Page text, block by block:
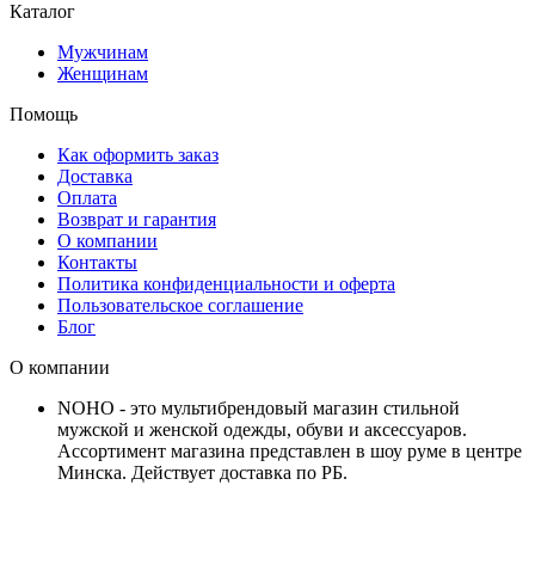
Каталог
Мужчинам
Женщинам
Помощь
Как оформить заказ
Доставка
Оплата
Возврат и гарантия
О компании
Контакты
Политика конфиденциальности и оферта
Пользовательское соглашение
Блог
О компании
NOHO - это мультибрендовый магазин стильной
мужской и женской одежды, обуви и аксессуаров.
Ассортимент магазина представлен в шоу руме в центре
Минска. Действует доставка по РБ.